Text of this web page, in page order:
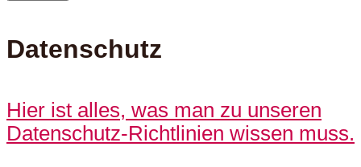
Datenschutz
Hier ist alles, was man zu unseren
Datenschutz-Richtlinien wissen muss.